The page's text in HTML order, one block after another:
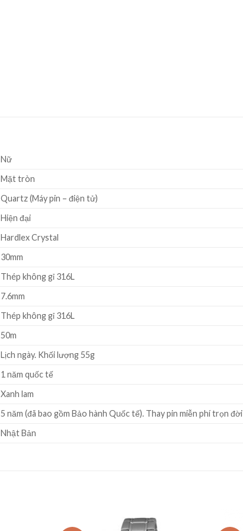
Nữ
Mặt tròn
Quartz (Máy pin – điện tử)
Hiện đại
Hardlex Crystal
30mm
Thép không gỉ 316L
7.6mm
Thép không gỉ 316L
50m
Lịch ngày. Khối lượng 55g
1 năm quốc tế
Xanh lam
5 năm (đã bao gồm Bảo hành Quốc tế). Thay pin miễn phí trọn đời
Nhật Bản